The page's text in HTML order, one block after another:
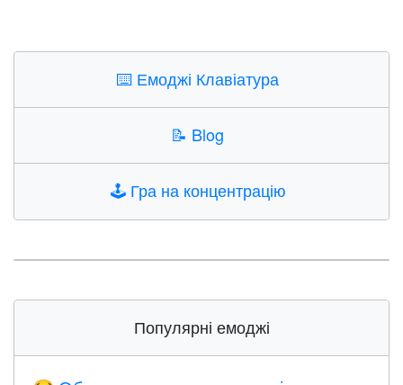
⌨️ Емоджі Клавіатура
📝 Blog
🕹️ Гра на концентрацію
Популярні емоджі